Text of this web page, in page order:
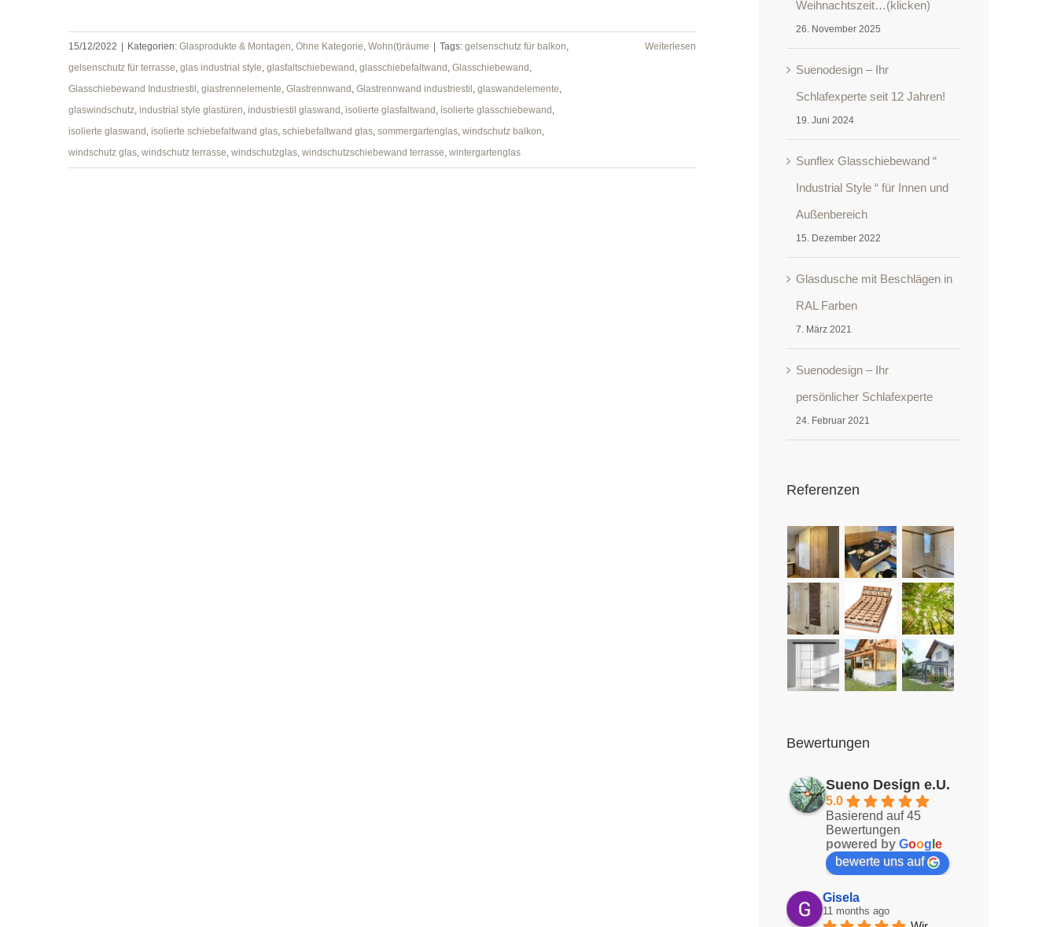
Sunflex Glasschiebewand “
Industrial Style “ für Innen und
Außenbereich
15/12/2022 Kategorien: Glasprodukte & Montagen, Ohne Kategorie, Wohn(t)räume Tags: gelsenschutz für balkon,
gelsenschutz für terrasse, glas industrial style, glasfaltschiebewand , glasschiebefaltwand , Glasschiebewand ,
Glasschiebewand Industriestil , glastrennelemente, Glastrennwand , Glastrennwand industriestil , glaswandelemente,
glaswindschutz, industrial style glastüren, industriestil glaswand , isolierte glasfaltwand , isolierte glasschiebewand ,
isolierte glaswand , isolierte schiebefaltwand glas, schiebefaltwand glas, sommergartenglas, windschutz balkon,
windschutz glas, windschutz terrasse, windschutzglas, windschutzschiebewand terrasse, wintergartenglas
Weiterlesen
Weihnachtszeit…(klicken)
26. November 2025
Suenodesign – Ihr
Schlafexperte seit 12 Jahren!
19. Juni 2024
Sunflex Glasschiebewand “
Industrial Style “ für Innen und
Außenbereich
15. Dezember 2022
Glasdusche mit Beschlägen in
RAL Farben
7. März 2021
Suenodesign – Ihr
persönlicher Schlafexperte
24. Februar 2021
Referenzen
Bewertungen
Sueno Design e.U.
5.0
Basierend auf 45
Bewertungen
powered by Goog e
bewerte uns auf
Gisela
11 months ago